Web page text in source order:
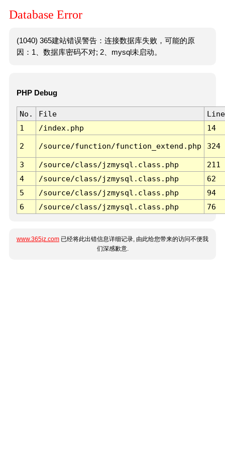
Database Error
(1040) 365建站错误警告：连接数据库失败，可能的原
因：1、数据库密码不对; 2、mysql未启动。
PHP Debug
No. File
Line
1
/index.php 14
2 /source/function/function_extend.php 324
3 /source/class/jzmysql.class.php
211
4
/source/class/jzmysql.class.php
62
5
/source/class/jzmysql.class.php
94
6
/source/class/jzmysql.class.php 76
www.365jz.com 已经将此出错信息详细记录, 由此给您带来的访问不便我
们深感歉意.